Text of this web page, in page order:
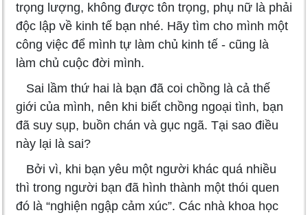
trọng lượng, không được tôn trọng, phụ nữ là phải
độc lập về kinh tế bạn nhé. Hãy tìm cho mình một
công việc để mình tự làm chủ kinh tế - cũng là
làm chủ cuộc đời mình.
Sai lầm thứ hai là bạn đã coi chồng là cả thế
giới của mình, nên khi biết chồng ngoại tình, bạn
đã suy sụp, buồn chán và gục ngã. Tại sao điều
này lại là sai?
Bởi vì, khi bạn yêu một người khác quá nhiều
thì trong người bạn đã hình thành một thói quen
đó là “nghiện ngập cảm xúc”. Các nhà khoa học